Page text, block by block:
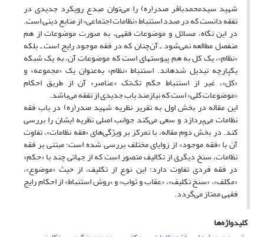
شهید سیدمحمدباقر صدر(ره) را می‌توان مبدع رویکرد جدیدی در
تفقه دانست که در صدد استنباط «نظامات اجتماعی» از منابع دینی است.
در این نگاه، مسائل و موضوعات فقهی، به صورت موضوعات از هم
منفصل مطالعه نمی‌شود ـ آن‌چنان که در فقه موجود رایج است ـ بلکه
«نظام»، یک کل به هم پیوسته‏ای است که موضوعات آن، به یک شبکه
یکپارچه تبدیل شده‏اند. استنباط «نظام» به‌عنوان یک «مجموعه» و
«کل»، غیر از استنباط حکم تک‌تک «عناصر» آن از طریق احکام
«موضوعات کلی» است که نیازمند باب جدیدی از تفقه می‌باشد.
این مقاله در بخش اول به تقریر نظریه شهید صدر(ره) در باب فقه
نظامات می‌پردازد و سعی می‌کند جوانب اصلی نظریه ایشان را بررسی
کند. در بخش دوم مقاله، با تمرکز بر ویژگی‌های «فقه نظامات»، تفاوت
آن با «فقه موجود» از زوایای مختلف بررسی شده است؛ مبتنی بر فقه
نظامات، سنخ دیگری از تکالیف متصور است که از جهاتی چند با «حکم»
در فقه فردی تفاوت دارد؛ این نوع از تکلیف، از حیث «موضوع»،
«مکلف»، «سنخ تکلیف»، «عقاب و ثواب» و «روش استنباط» از احکام رایج
فقهی ممتاز می‌گردد.
کلیدواژه‌ها